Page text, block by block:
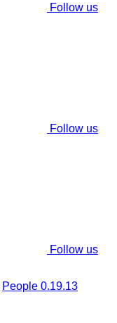
Follow us
Follow us
Follow us
People 0.19.13